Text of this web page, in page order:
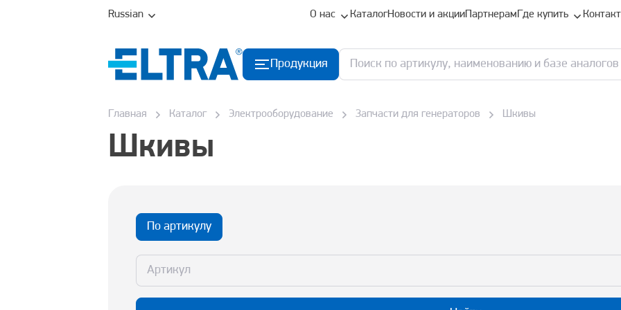
Russian О нас КаталогНовости и акцииПартнерам Где купить
Продукция
Главная Каталог Электрооборудование Запчасти для генераторов Шкивы
Шкивы
По артикулу